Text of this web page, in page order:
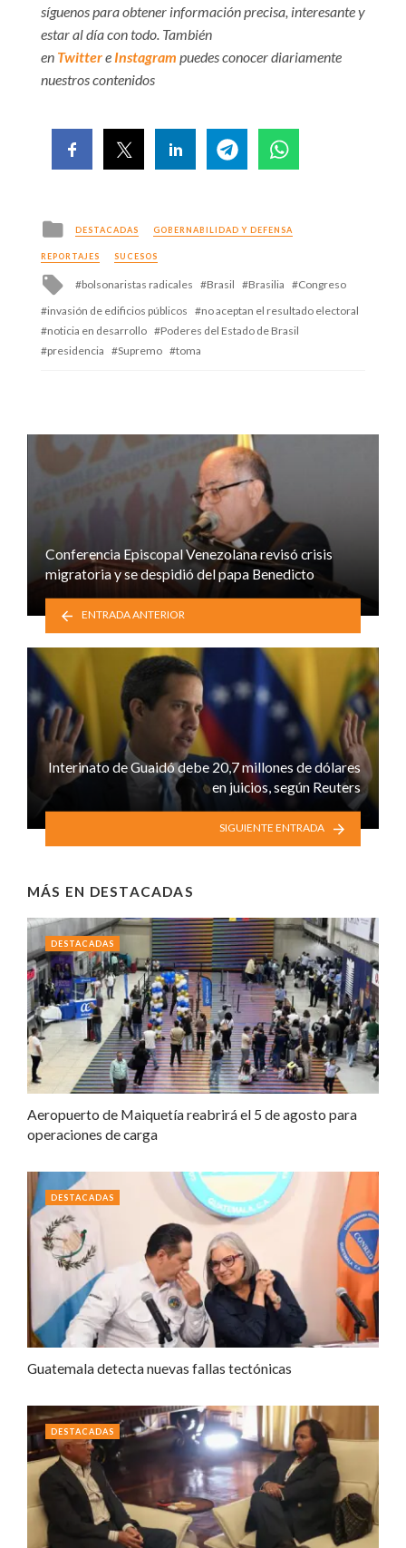
síguenos para obtener información precisa, interesante y
estar al día con todo. También
en Twittere Instagram puedes conocer diariamente
nuestros contenidos
Posted
in
DESTACADAS GOBERNABILIDAD Y DEFENSA
REPORTAJES SUCESOS
Tagged
bolsonaristas radicales Brasil Brasilia
Congreso
invasión de edificios públicos
no aceptan el resultado electoral
noticia en desarrollo
Poderes del Estado de Brasil
presidencia
Supremo toma
Conferencia Episcopal Venezolana revisó crisis
migratoria y se despidió del papa Benedicto
ENTRADA ANTERIOR
Interinato de Guaidó debe 20,7 millones de dólares
en juicios, según Reuters
SIGUIENTE ENTRADA
MÁS EN DESTACADAS
Aeropuerto de Maiquetía reabrirá el 5 de agosto para
operaciones de carga
DESTACADAS
Guatemala detecta nuevas fallas tectónicas
DESTACADAS
DESTACADAS